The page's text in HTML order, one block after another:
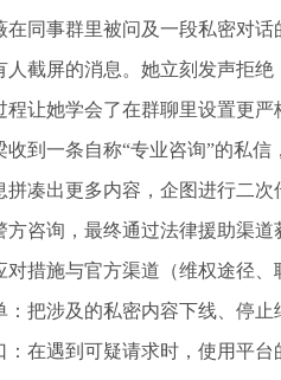
在同事群里被问及一段私密对
人截屏的消息。她立刻发声拒
程让她学会了在群聊里设置更
收到一条自称“专业咨询”的私
拼凑出更多内容，企图进行二
方咨询，最终通过法律援助渠
对措施与官方渠道（维权途径、
：把涉及的私密内容下线、停
：在遇到可疑请求时，使用平